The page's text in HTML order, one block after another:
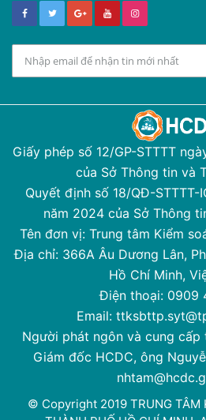
Giấy phép số 12/GP-STTTT
của Sở Thông tin và
Quyết định số 18/QĐ-STTTT-
năm 2024 của Sở Thông
Tên đơn vị: Trung tâm Kiểm
Địa chỉ: 366A Âu Dương Lân,
Hồ Chí Minh,
Điện thoại: 0909
Email:
Người phát ngôn và cung
Giám đốc HCDC, ông
© Copyright 2019 TRUNG TÂM